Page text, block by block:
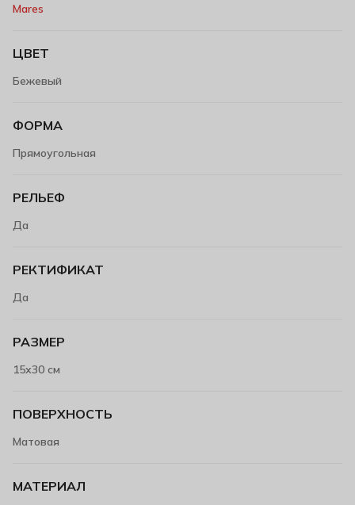
Mares
ЦВЕТ
Бежевый
ФОРМА
Прямоугольная
РЕЛЬЕФ
Да
РЕКТИФИКАТ
Да
РАЗМЕР
15х30 см
ПОВЕРХНОСТЬ
Матовая
МАТЕРИАЛ